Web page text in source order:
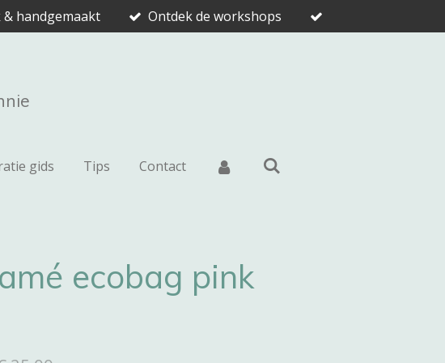
& handgemaakt Ontdek de workshops
gids Tips Contact
ecobag pink